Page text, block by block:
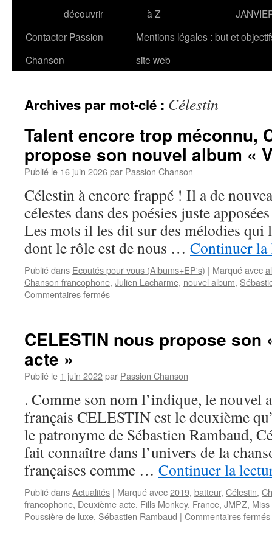
découvrir
à Z
Contacter Passion
Chanson
Mentions légales : but et
site web
Archives par mot-clé : Célestin
Talent encore trop méconnu,
propose son nouvel album «
Publié le 16 juin 2026par Passion Chanson
Célestin à encore frappé ! Il a de
célestes dans des poésies juste
Les mots il les dit sur des mélodies qui
dont le rôle est de nous … Continuer
Publié dans Ecoutés pour vous (Albums+EP's) | Marqué avec
Chanson francophone, Julien Lacharme, nouvel album,
Commentaires ferméssur
méconnu,
son
album
« Viens
avec
moi »
CELESTIN nous propose son
acte »
Publié le 1 juin 2022par Passion Chanson
. Comme son nom l’indique, le nouvel
français CELESTIN est le deuxième
le patronyme de Sébastien Rambaud,
fait connaître dans l’univers de la
françaises comme … Continuer la
Publié dansActualités | Marqué avec2019, batteur, Célestin,
francophone, Deuxième acte, Fills Monkey, France, JMPZ,
Poussière de luxe, Sébastien Rambaud | Commentaires fermés